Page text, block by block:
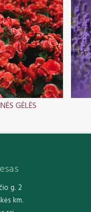
GĖLĖS
g. 2
km.